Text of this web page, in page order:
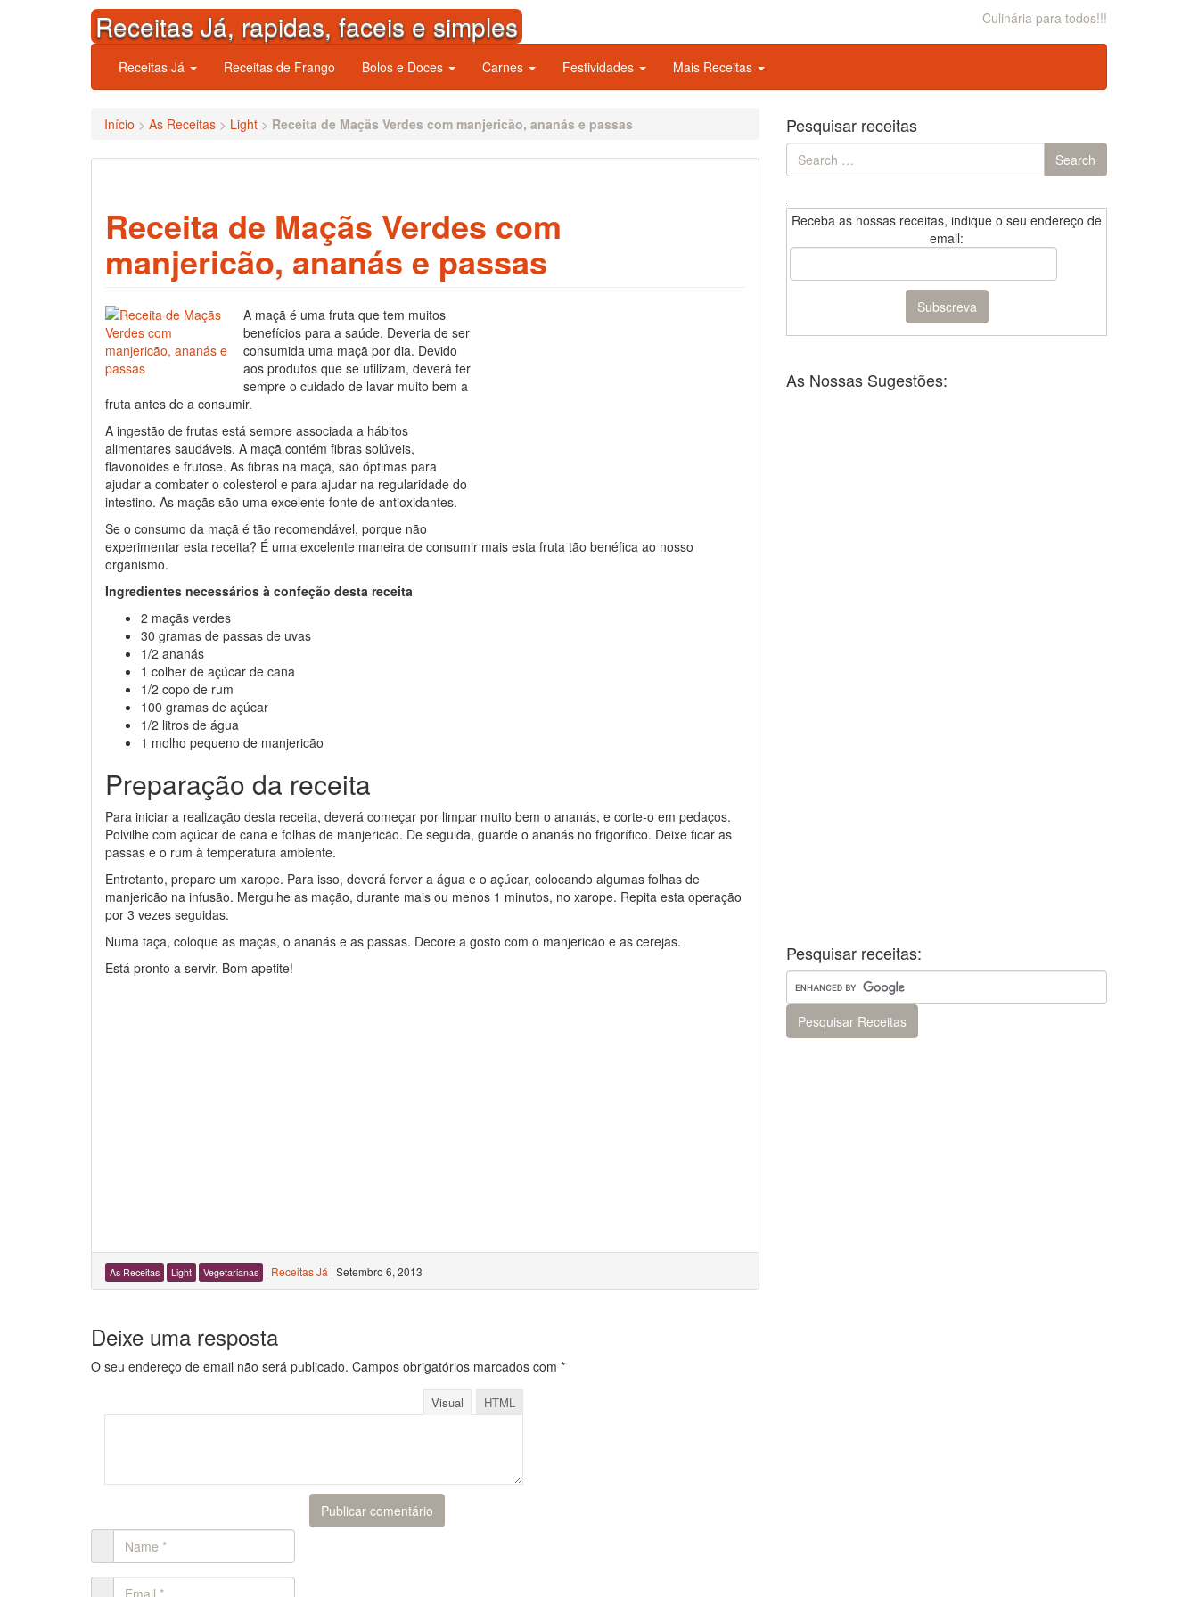
Receitas Já, rapidas, faceis e simples Culinária para todos!!!
Receitas Já Receitas de Frango Bolos e Doces Carnes Festividades Mais Receitas
Início > As Receitas > Light > Receita de Maçãs Verdes com manjericão, ananás e passas
Receita de Maçãs Verdes com
manjericão, ananás e passas
A maçã é uma fruta que tem muitos
benefícios para a saúde. Deveria de ser
consumida uma maçã por dia. Devido
aos produtos que se utilizam, deverá ter
sempre o cuidado de lavar muito bem a
fruta antes de a consumir.
A ingestão de frutas está sempre associada a hábitos
alimentares saudáveis. A maçã contém fibras solúveis,
flavonoides e frutose. As fibras na maçã, são óptimas para
ajudar a combater o colesterol e para ajudar na regularidade do
intestino. As maçãs são uma excelente fonte de antioxidantes.
Se o consumo da maçã é tão recomendável, porque não
experimentar esta receita? É uma excelente maneira de consumir mais esta fruta tão benéfica ao nosso
organismo.
Ingredientes necessários à confeção desta receita
2 maçãs verdes
30 gramas de passas de uvas
1/2 ananás
1 colher de açúcar de cana
1/2 copo de rum
100 gramas de açúcar
1/2 litros de água
1 molho pequeno de manjericão
Preparação da receita
Para iniciar a realização desta receita, deverá começar por limpar muito bem o ananás, e corte-o em pedaços.
Polvilhe com açúcar de cana e folhas de manjericão. De seguida, guarde o ananás no frigorífico. Deixe ficar as
passas e o rum à temperatura ambiente.
Entretanto, prepare um xarope. Para isso, deverá ferver a água e o açúcar, colocando algumas folhas de
manjericão na infusão. Mergulhe as mação, durante mais ou menos 1 minutos, no xarope. Repita esta operação
por 3 vezes seguidas.
Numa taça, coloque as maçãs, o ananás e as passas. Decore a gosto com o manjericão e as cerejas.
Está pronto a servir. Bom apetite!
As Receitas Light Vegetarianas | Receitas Já | Setembro 6, 2013
Deixe uma resposta
O seu endereço de email não será publicado. Campos obrigatórios marcados com *
Visual HTML
Pesquisar receitas
Search
for:
Search
Receba as nossas receitas, indique o seu endereço de
email:
As Nossas Sugestões:
Pesquisar receitas: